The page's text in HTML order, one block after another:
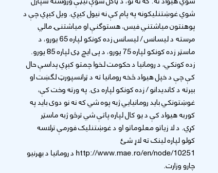
شوي غوښتنلیکونه په پام کې نه نیول کیږي. ویل کیږي چې د
پوهنتون میاشتني فیس، هستوګنې او میاشتنۍ مالي
مرسته د لیسانس / لیسانس زده کونکو لپاره 65 یورو، د
ماسټر زده کونکو لپاره 75 یورو، د پی ایچ ډی لپاره 85 یورو.
زده کونکي، د رومانیا د حکومت لخوا چمتو کیږي پداسې حال
کې چې د خپل هیواد څخه رومانیا ته د ټرانسپورټ لګښت او
بیرته د کاندیدانو / زده کونکو لپاره دی. په ورته وخت کې،
غوښتونکي باید رومانیايي ژبه پوه شي که نه نو دوی باید په
کوربه هیواد کې د یو کال لپاره پاتې شي ترڅو ژبه ماسټر
کړي. د لا زیاتو معلوماتو او د غوښتنلیک فورمې ترلاسه
کولو لپاره لینک ته لاړ شئ
http://www.mae.ro/en/node/10251 د رومانیا د بهرنیو
چارو وزارت.